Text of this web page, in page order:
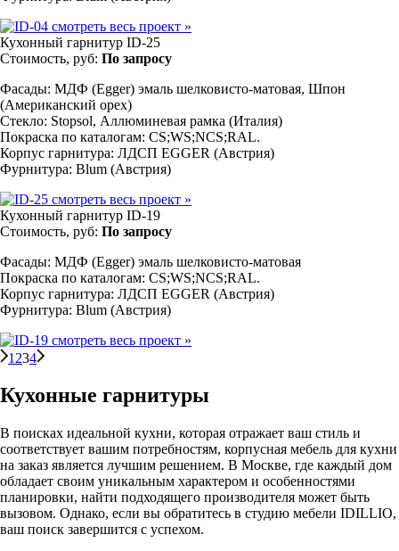
смотреть весь проект »
Кухонный гарнитур ID-25
Стоимость, руб: По запросу
Фасады: МДФ (Egger) эмаль шелковисто-матовая, Шпон
(Американский орех)
Стекло: Stopsol, Аллюминевая рамка (Италия)
Покраска по каталогам: CS;WS;NCS;RAL.
Корпус гарнитура: ЛДСП EGGER (Австрия)
Фурнитура: Blum (Австрия)
смотреть весь проект »
Кухонный гарнитур ID-19
Стоимость, руб: По запросу
Фасады: МДФ (Egger) эмаль шелковисто-матовая
Покраска по каталогам: CS;WS;NCS;RAL.
Корпус гарнитура: ЛДСП EGGER (Австрия)
Фурнитура: Blum (Австрия)
смотреть весь проект »
1 234
Кухонные гарнитуры
В поисках идеальной кухни, которая отражает ваш стиль и
соответствует вашим потребностям, корпусная мебель для кухни
на заказ является лучшим решением. В Москве, где каждый дом
обладает своим уникальным характером и особенностями
планировки, найти подходящего производителя может быть
вызовом. Однако, если вы обратитесь в студию мебели IDILLIO,
ваш поиск завершится с успехом.